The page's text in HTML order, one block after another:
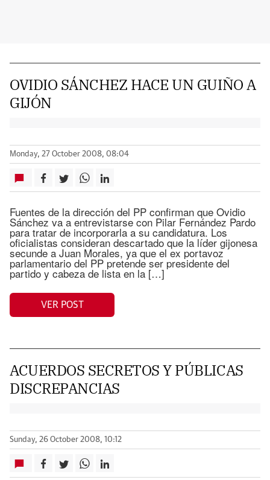
OVIDIO SÁNCHEZ HACE UN GUIÑO A
GIJÓN
Monday, 27 October 2008, 08:04
Fuentes de la dirección del PP confirman que Ovidio
Sánchez va a entrevistarse con Pilar Fernández Pardo
para tratar de incorporarla a su candidatura. Los
oficialistas consideran descartado que la líder gijonesa
secunde a Juan Morales, ya que el ex portavoz
parlamentario del PP pretende ser presidente del
partido y cabeza de lista en la […]
VER POST
ACUERDOS SECRETOS Y PÚBLICAS
DISCREPANCIAS
Sunday, 26 October 2008, 10:12